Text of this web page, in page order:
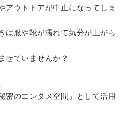
アウトドアが中止になってしま
は服や靴が濡れて気分が上がら
せていませんか？
密のエンタメ空間」として活用